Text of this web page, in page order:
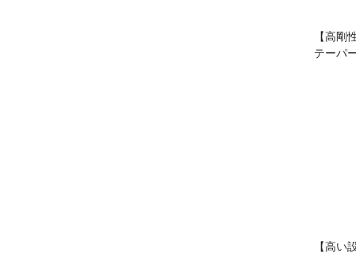
【高剛
テーパ
【高い